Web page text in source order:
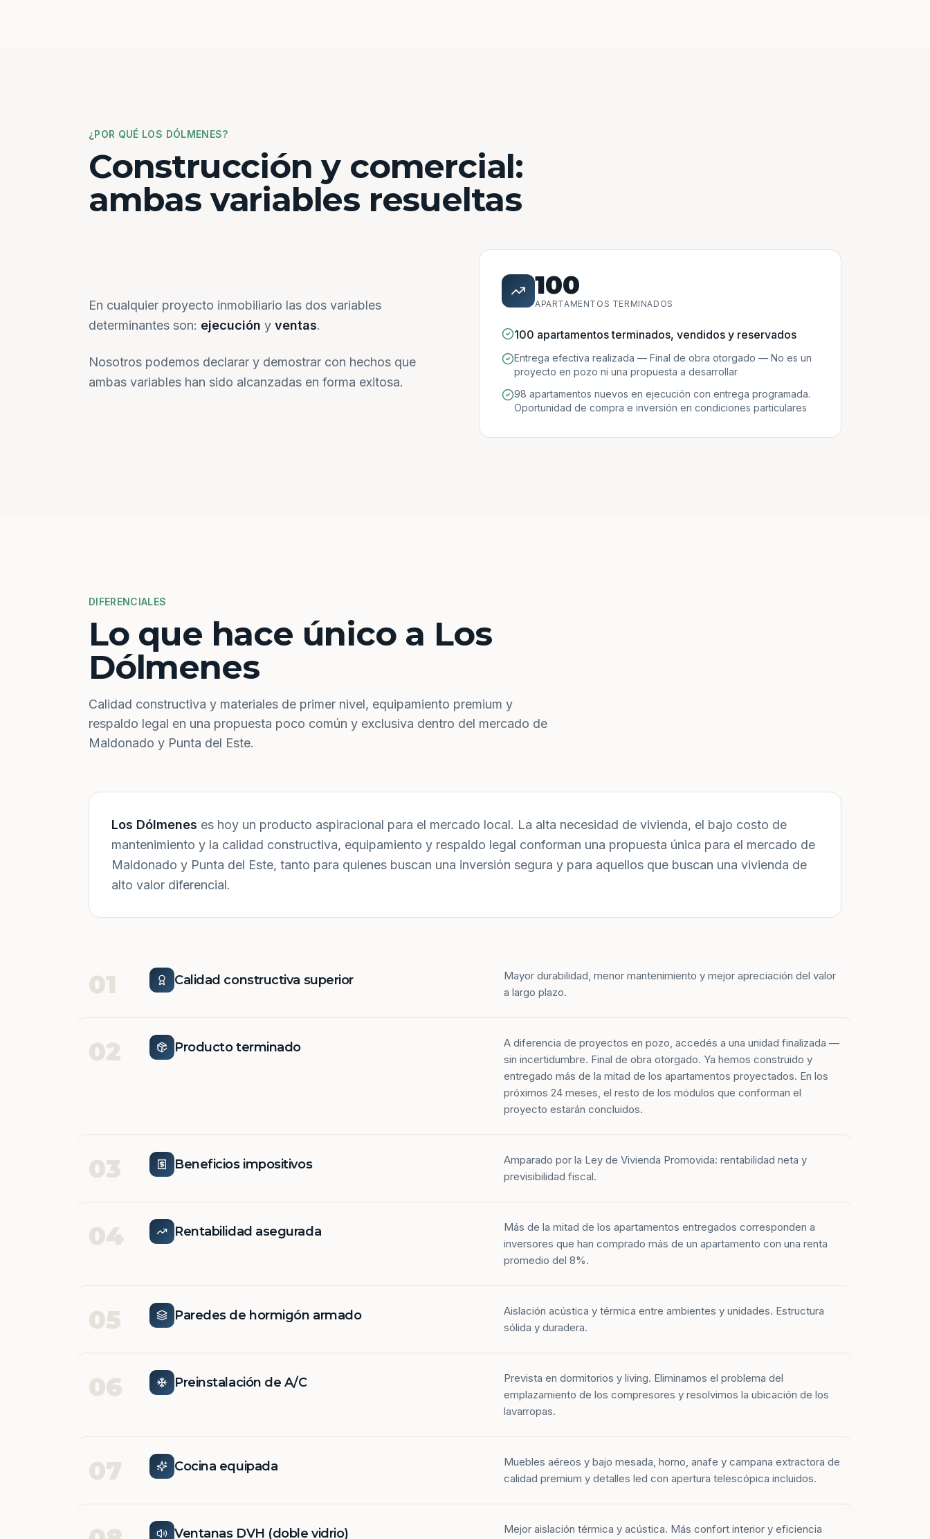
¿POR QUÉ LOS DÓLMENES?
Construcción y comercial:
ambas variables resueltas
En cualquier proyecto inmobiliario las dos variables
determinantes son: ejecución y ventas.
Nosotros podemos declarar y demostrar con hechos que
ambas variables han sido alcanzadas en forma exitosa.
100
APARTAMENTOS TERMINADOS
100 apartamentos terminados, vendidos y reservados
Entrega efectiva realizada — Final de obra otorgado — No es un
proyecto en pozo ni una propuesta a desarrollar
98 apartamentos nuevos en ejecución con entrega programada.
Oportunidad de compra e inversión en condiciones particulares
DIFERENCIALES
Lo que hace único a Los
Dólmenes
Calidad constructiva y materiales de primer nivel, equipamiento premium y
respaldo legal en una propuesta poco común y exclusiva dentro del mercado de
Maldonado y Punta del Este.
Los Dólmenes es hoy un producto aspiracional para el mercado local. La alta necesidad de vivienda, el bajo costo de
mantenimiento y la calidad constructiva, equipamiento y respaldo legal conforman una propuesta única para el mercado de
Maldonado y Punta del Este, tanto para quienes buscan una inversión segura y para aquellos que buscan una vivienda de
alto valor diferencial.
01 Calidad constructiva superior
Mayor durabilidad, menor mantenimiento y mejor apreciación del valor
a largo plazo.
02 Producto terminado
A diferencia de proyectos en pozo, accedés a una unidad finalizada —
sin incertidumbre. Final de obra otorgado. Ya hemos construido y
entregado más de la mitad de los apartamentos proyectados. En los
próximos 24 meses, el resto de los módulos que conforman el
proyecto estarán concluidos.
03 Beneficios impositivos
Amparado por la Ley de Vivienda Promovida: rentabilidad neta y
previsibilidad fiscal.
04 Rentabilidad asegurada
Más de la mitad de los apartamentos entregados corresponden a
inversores que han comprado más de un apartamento con una renta
promedio del 8%.
05 Paredes de hormigón armado
Aislación acústica y térmica entre ambientes y unidades. Estructura
sólida y duradera.
06 Preinstalación de A/C
Prevista en dormitorios y living. Eliminamos el problema del
emplazamiento de los compresores y resolvimos la ubicación de los
lavarropas.
07 Cocina equipada
Muebles aéreos y bajo mesada, horno, anafe y campana extractora de
calidad premium y detalles led con apertura telescópica incluidos.
Ventanas DVH (doble vidrio) Mejor aislación térmica y acústica. Más confort interior y eficiencia